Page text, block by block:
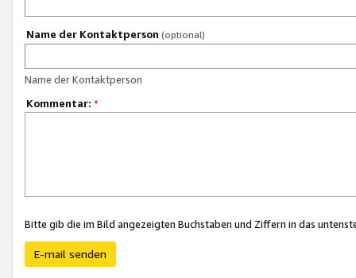
Name der Kontaktperson (optional)
Name der Kontaktperson
Kommentar: *
Bitte gib die im Bild angezeigten Buchstaben und Ziffern in das
E-mail senden